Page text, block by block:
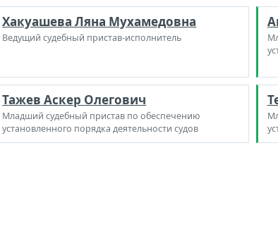
Хакуашева Ляна Мухамедовна
Ведущий судебный пристав-исполнитель
Тажев Аскер Олегович
Младший судебный пристав по обеспечению
установленного порядка деятельности судов